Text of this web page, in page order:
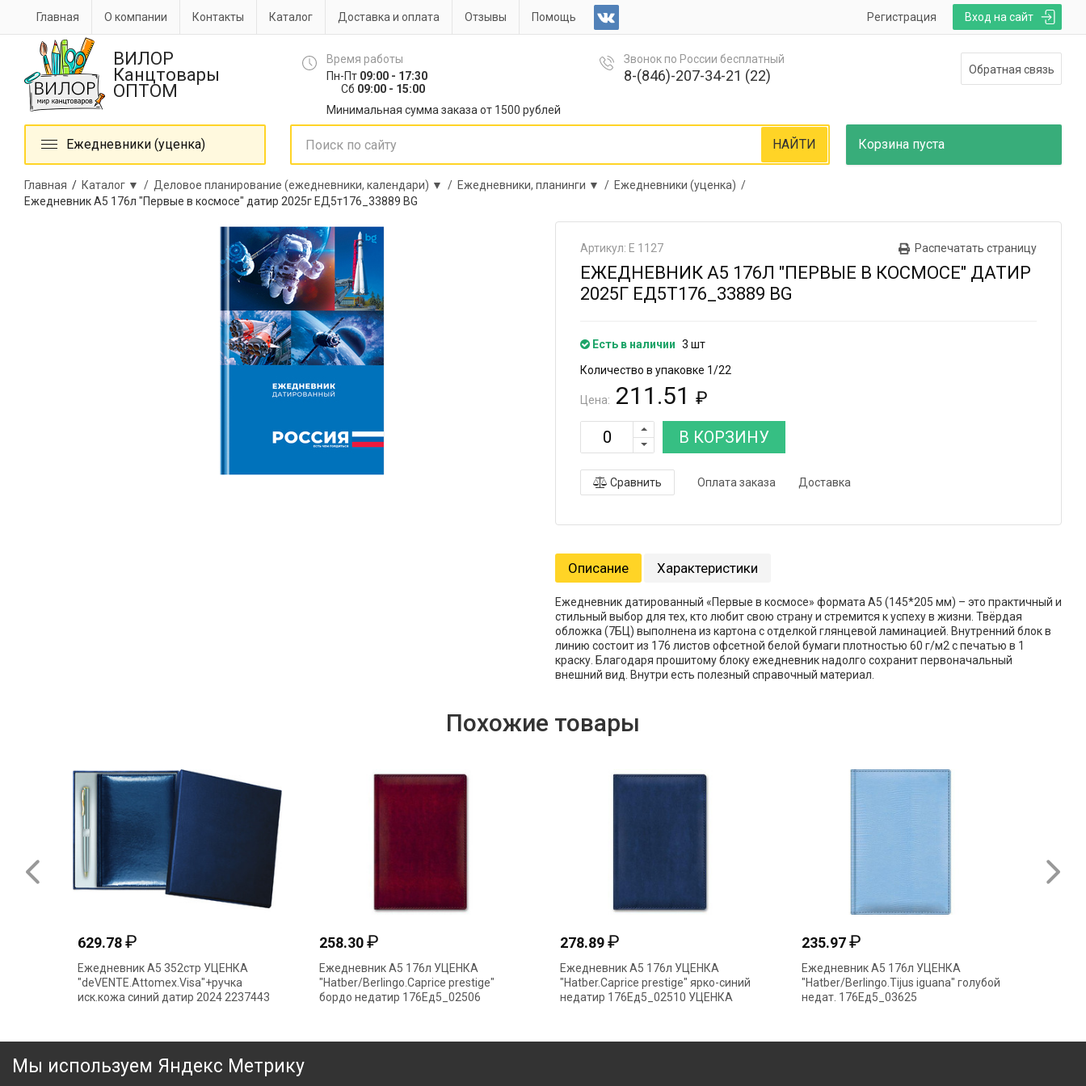
Вход на сайт
Регистрация
Главная О компании Контакты Каталог Доставка и оплата Отзывы Помощь
ВИЛОР
Канцтовары
ОПТОМ
Время работы
Пн-Пт 09:00 - 17:30
Сб 09:00 - 15:00
Минимальная сумма заказа от 1500 рублей
Звонок по России бесплатный
8-(846)-207-34-21 (22) Обратная связь
Ежедневники (уценка) Корзина пуста
НАЙТИ
Главная / Каталог ▼ / Деловое планирование (ежедневники, календари) ▼ / Ежедневники, планинги ▼ / Ежедневники (уценка) /
Ежедневник А5 176л "Первые в космосе" датир 2025г ЕД5т176_33889 BG
Распечатать страницу
Артикул: Е 1127
ЕЖЕДНЕВНИК А5 176Л "ПЕРВЫЕ В КОСМОСЕ" ДАТИР
2025Г ЕД5Т176_33889 BG
Есть в наличии 3 шт
Количество в упаковке 1/22
Цена: 211.51 ₽
В КОРЗИНУ
Сравнить Оплата заказа Доставка
Описание Характеристики
Ежедневник датированный «Первые в космосе» формата А5 (145*205 мм) – это практичный и
стильный выбор для тех, кто любит свою страну и стремится к успеху в жизни. Твёрдая
обложка (7БЦ) выполнена из картона с отделкой глянцевой ламинацией. Внутренний блок в
линию состоит из 176 листов офсетной белой бумаги плотностью 60 г/м2 с печатью в 1
краску. Благодаря прошитому блоку ежедневник надолго сохранит первоначальный
внешний вид. Внутри есть полезный справочный материал.
Похожие товары
629.78₽
Ежедневник А5 352стр УЦЕНКА
"deVENTE.Attomex.Visa"+ручка
иск.кожа синий датир 2024 2237443
258.30₽
Ежедневник А5 176л УЦЕНКА
"Hatber/Berlingo.Caprice prestige"
бордо недатир 176Ед5_02506
278.89₽
Ежедневник А5 176л УЦЕНКА
"Hatber.Caprice prestige" ярко-синий
недатир 176Ед5_02510 УЦЕНКА
235.97₽
Ежедневник А5 176л УЦЕНКА
"Hatber/Berlingo.Tijus iguana" голубой
недат. 176Ед5_03625
Мы используем Яндекс Метрику